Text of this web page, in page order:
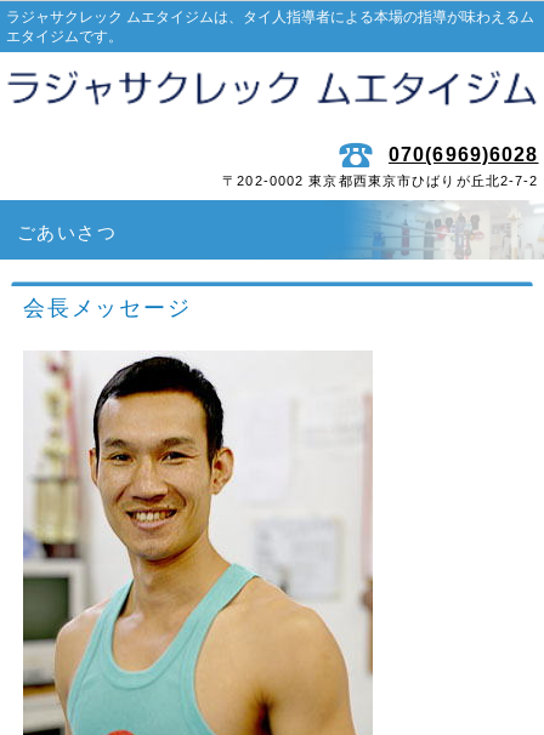
ラジャサクレック ムエタイジムは、タイ人指導者による本場の指導が味わえるム
エタイジムです。
070(6969)6028
〒202-0002 東京都西東京市ひばりが丘北2-7-2
ごあいさつ
会長メッセージ